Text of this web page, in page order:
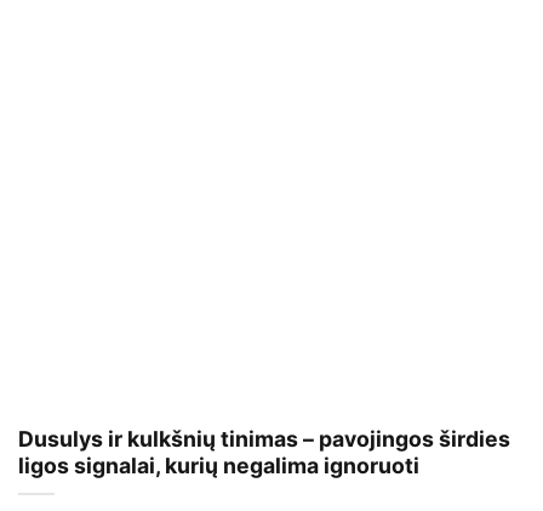
Dusulys ir kulkšnių tinimas – pavojingos širdies
ligos signalai, kurių negalima ignoruoti